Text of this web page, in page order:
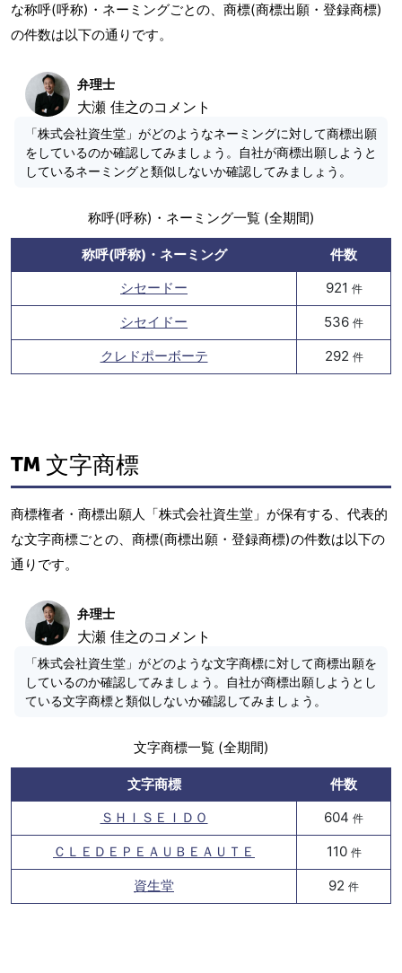
な称呼(呼称)・ネーミングごとの、商標(商標出願・登録商標)
の件数は以下の通りです。
弁理士
大瀬 佳之のコメント
「株式会社資生堂」がどのようなネーミングに対して商標出願
をしているのか確認してみましょう。自社が商標出願しようと
しているネーミングと類似しないか確認してみましょう。
称呼(呼称)・ネーミング一覧 (全期間)
称呼(呼称)・ネーミング
件数
シセードー
921 件
シセイドー 536 件
クレドポーボーテ 292 件
文字商標
商標権者・商標出願人「株式会社資生堂」が保有する、代表的
な文字商標ごとの、商標(商標出願・登録商標)の件数は以下の
通りです。
弁理士
大瀬 佳之のコメント
「株式会社資生堂」がどのような文字商標に対して商標出願を
しているのか確認してみましょう。自社が商標出願しようとし
ている文字商標と類似しないか確認してみましょう。
文字商標一覧 (全期間)
文字商標
件数
ＳＨＩＳＥＩＤＯ
604 件
ＣＬＥＤＥＰＥＡＵＢＥＡＵＴＥ 110 件
資生堂 92 件